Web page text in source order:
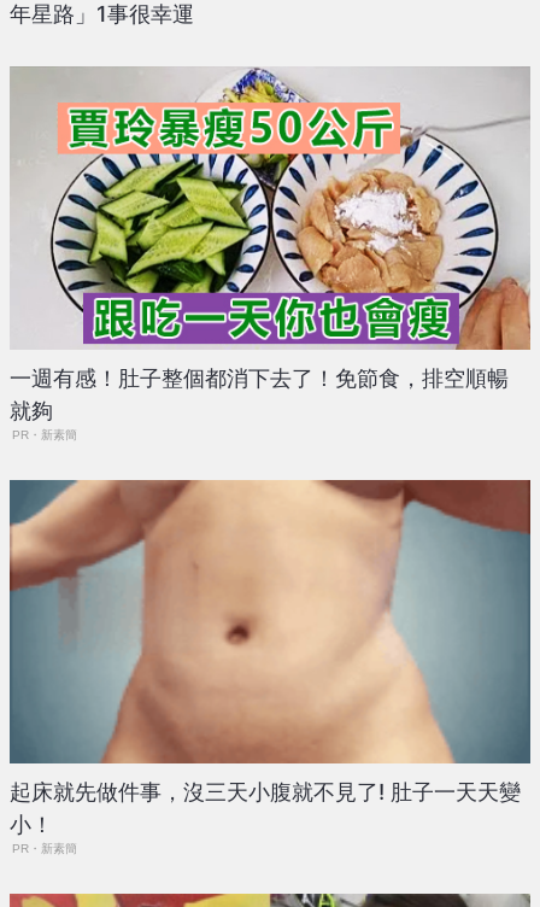
年星路」1事很幸運
一週有感！肚子整個都消下去了！免節食，排空順暢
就夠
PR・新素簡
起床就先做件事，沒三天小腹就不見了! 肚子一天天變
小！
PR・新素簡